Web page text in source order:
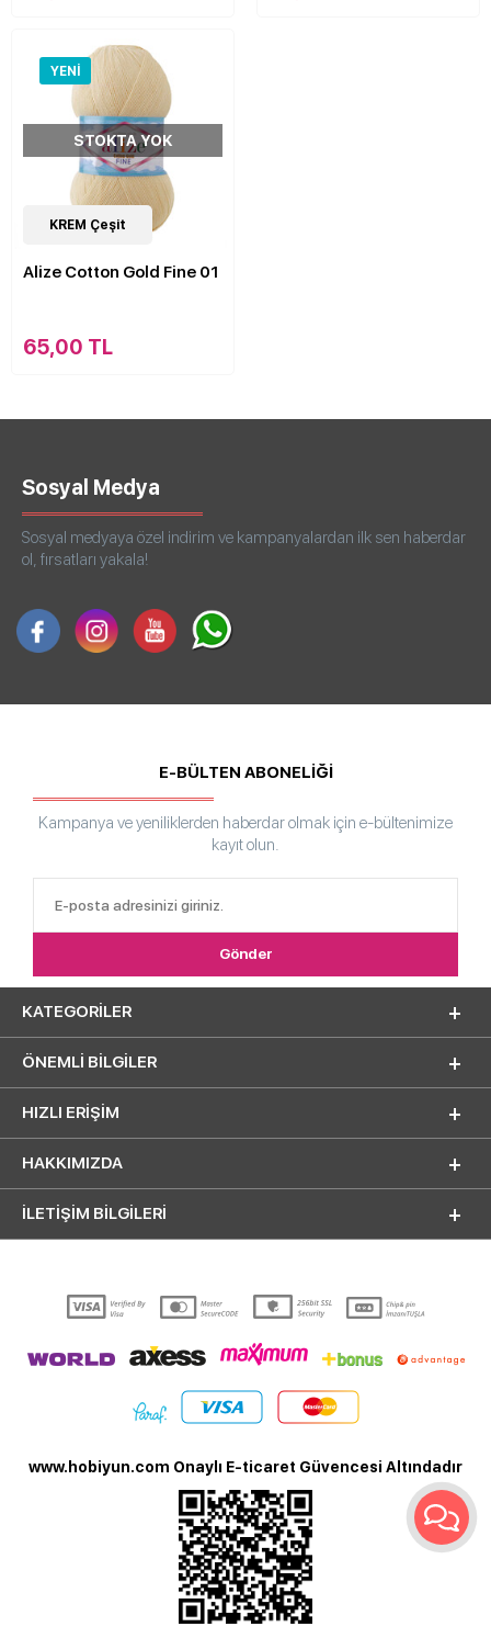
YENI
15Çeşit
STOKTA YOK
KREM Çeşit
Alize Cotton Gold Fine 01
65,00 TL
Sosyal Medya
Sosyal medyaya özel indirim ve kampanyalardan ilk sen haberdar
ol, fırsatları yakala!
E-BÜLTEN ABONELİĞİ
Kampanya ve yeniliklerden haberdar olmak için e-bültenimize
kayıt olun.
KATEGORILER
ÖNEMLI BILGILER
HIZLI ERIŞIM
HAKKIMIZDA
İLETİŞİM BİLGİLERİ
www.hobiyun.com Onaylı E-ticaret Güvencesi Altındadır